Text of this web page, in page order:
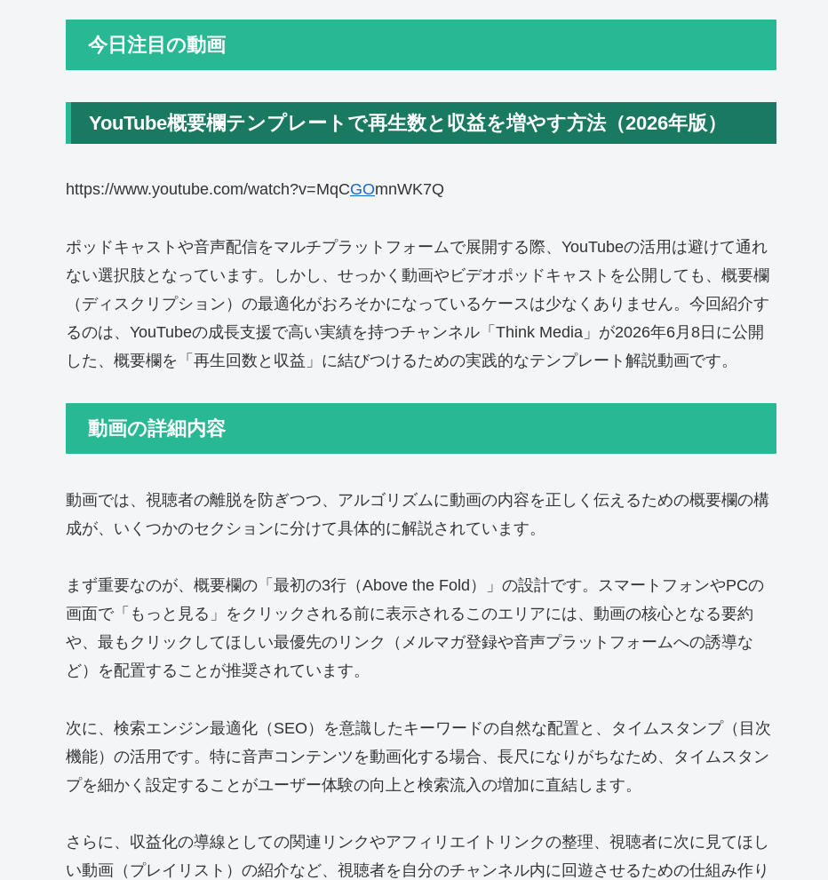
今日注目の動画
YouTube概要欄テンプレートで再生数と収益を増やす方法（2026年版）
https://www.youtube.com/watch?v=MqCGOmnWK7Q
ポッドキャストや音声配信をマルチプラットフォームで展開する際、YouTubeの活用は避けて通れ
ない選択肢となっています。しかし、せっかく動画やビデオポッドキャストを公開しても、概要欄
（ディスクリプション）の最適化がおろそかになっているケースは少なくありません。今回紹介す
るのは、YouTubeの成長支援で高い実績を持つチャンネル「Think Media」が2026年6月8日に公開
した、概要欄を「再生回数と収益」に結びつけるための実践的なテンプレート解説動画です。
動画の詳細内容
動画では、視聴者の離脱を防ぎつつ、アルゴリズムに動画の内容を正しく伝えるための概要欄の構
成が、いくつかのセクションに分けて具体的に解説されています。
まず重要なのが、概要欄の「最初の3行（Above the Fold）」の設計です。スマートフォンやPCの
画面で「もっと見る」をクリックされる前に表示されるこのエリアには、動画の核心となる要約
や、最もクリックしてほしい最優先のリンク（メルマガ登録や音声プラットフォームへの誘導な
ど）を配置することが推奨されています。
次に、検索エンジン最適化（SEO）を意識したキーワードの自然な配置と、タイムスタンプ（目次
機能）の活用です。特に音声コンテンツを動画化する場合、長尺になりがちなため、タイムスタン
プを細かく設定することがユーザー体験の向上と検索流入の増加に直結します。
さらに、収益化の導線としての関連リンクやアフィリエイトリンクの整理、視聴者に次に見てほし
い動画（プレイリスト）の紹介など、視聴者を自分のチャンネル内に回遊させるための仕組み作り